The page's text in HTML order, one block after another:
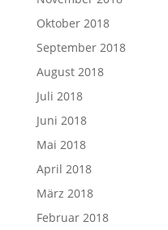
Oktober 2018
September 2018
August 2018
Juli 2018
Juni 2018
Mai 2018
April 2018
März 2018
Februar 2018